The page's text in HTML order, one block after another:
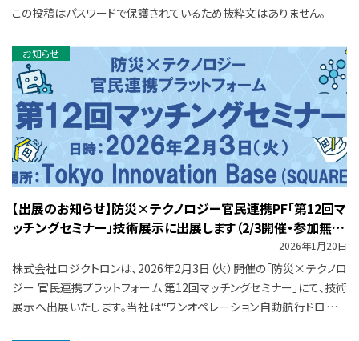
この投稿はパスワードで保護されているため抜粋文はありません。
お知らせ
【出展のお知らせ】防災×テクノロジー官民連携PF「第12回マ
ッチングセミナー」技術展示に出展します（2/3開催・参加無
2026年1月20日
株式会社ロジクトロンは、2026年2月3日（火）開催の「防災×テクノロ
ジー 官民連携プラットフォーム 第12回マッチングセミナー」にて、技術
展示へ出展いたします。当社は“ワンオペレーション自動航行ドローン